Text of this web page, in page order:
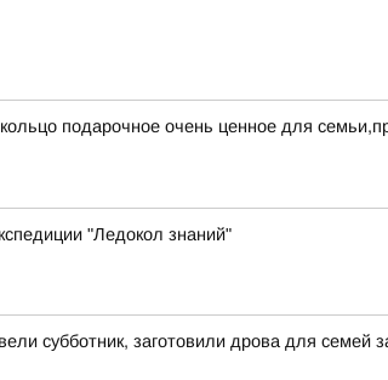
подарочное очень ценное для
"Ледокол знаний"
субботник, заготовили дрова для семей